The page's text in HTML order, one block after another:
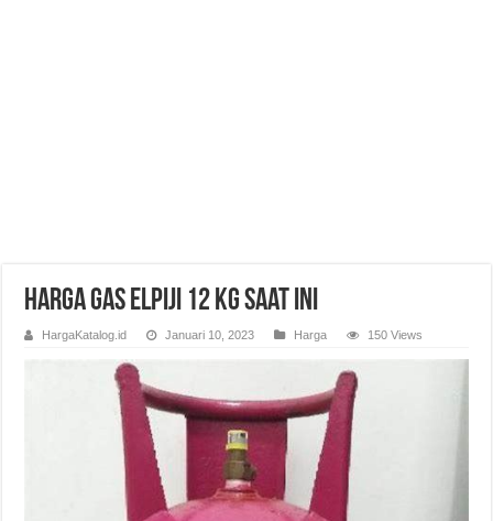
Harga Gas Elpiji 12 Kg Saat Ini
HargaKatalog.id Januari 10, 2023 Harga 150 Views